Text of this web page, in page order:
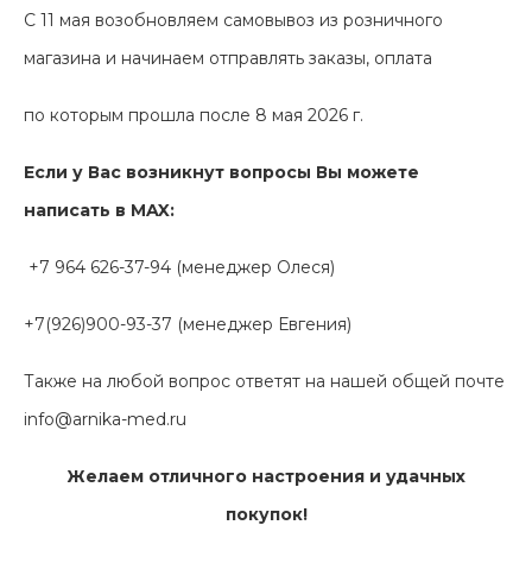
С 11 мая возобновляем самовывоз из розничного
магазина и начинаем отправлять заказы, оплата
по которым прошла после 8 мая 2026 г.
Если у Вас возникнут вопросы Вы можете
написать в MAX:
+7 964 626-37-94 (менеджер Олеся)
+7(926)900-93-37 (менеджер Евгения)
Также на любой вопрос ответят на нашей общей почте
info@arnika-med.ru
Желаем отличного настроения и удачных
покупок!